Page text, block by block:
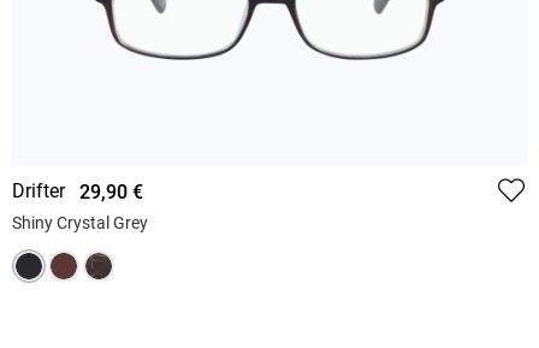
Drifter 29,90 €
Shiny Crystal Grey